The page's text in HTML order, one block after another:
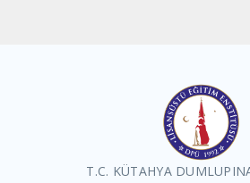
T.C. KÜTAHYA